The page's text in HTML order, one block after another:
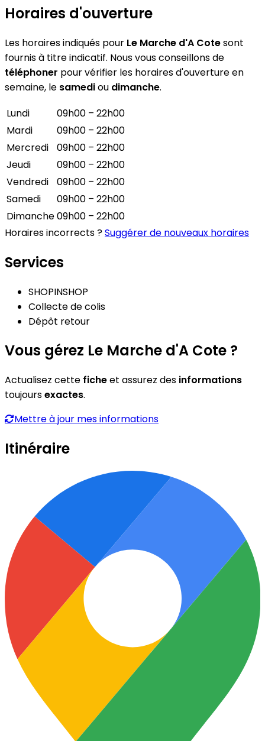
Horaires d'ouverture
Les horaires indiqués pour Le Marche d'A Cotesont
fournis à titre indicatif. Nous vous conseillons de
téléphoner pour vérifier les horaires d'ouverture en
semaine, le samediou dimanche.
Lundi
09h00 – 22h00
Mardi
09h00 – 22h00
Mercredi
09h00 – 22h00
Jeudi
09h00 – 22h00
Vendredi
09h00 – 22h00
Samedi
09h00 – 22h00
Dimanche09h00 – 22h00
Horaires incorrects ?Suggérer de nouveaux horaires
Services
SHOPINSHOP
Collecte de colis
Dépôt retour
Vous gérez Le Marche d'A Cote ?
Actualisez cette ficheet assurez des informations
toujoursexactes.
Mettre à jour mes informations
Itinéraire